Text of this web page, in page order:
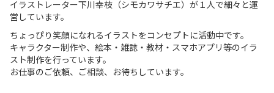
イラストレーター下川幸枝（シモカワサチエ）が１人で細々と運
営しています。
ちょっぴり笑顔になれるイラストをコンセプトに活動中です。
キャラクター制作や、絵本・雑誌・教材・スマホアプリ等のイラ
スト制作を行っています。
お仕事のご依頼、ご相談、お待ちしています。